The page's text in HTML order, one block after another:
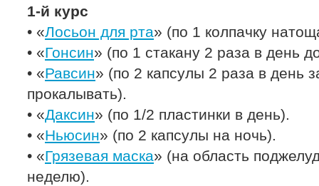
1-й курс
• «Лосьон для рта» (по 1 колпачку
• «Гонсин» (по 1 стакану 2 раза в день
• «Равсин» (по 2 капсулы 2 раза в день
прокалывать).
• «Даксин» (по 1/2 пластинки в день).
• «Ньюсин» (по 2 капсулы на ночь).
• «Грязевая маска» (на область
неделю).